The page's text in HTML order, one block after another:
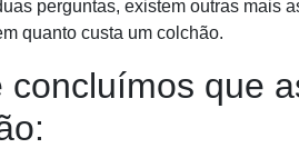
perguntas, existem outras mais
quanto custa um colchão.
concluímos que